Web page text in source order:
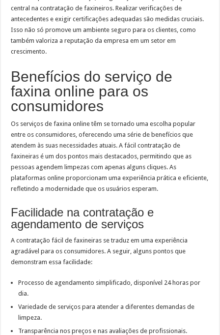
central na contratação de faxineiros. Realizar verificações de
antecedentes e exigir certificações adequadas são medidas cruciais.
Isso não só promove um ambiente seguro para os clientes, como
também valoriza a reputação da empresa em um setor em
crescimento.
Benefícios do serviço de
faxina online para os
consumidores
Os serviços de faxina online têm se tornado uma escolha popular
entre os consumidores, oferecendo uma série de benefícios que
atendem às suas necessidades atuais. A fácil contratação de
faxineiras é um dos pontos mais destacados, permitindo que as
pessoas agendem limpezas com apenas alguns cliques. As
plataformas online proporcionam uma experiência prática e eficiente,
refletindo a modernidade que os usuários esperam.
Facilidade na contratação e
agendamento de serviços
A contratação fácil de faxineiras se traduz em uma experiência
agradável para os consumidores. A seguir, alguns pontos que
demonstram essa facilidade:
Processo de agendamento simplificado, disponível 24 horas por
dia.
Variedade de serviços para atender a diferentes demandas de
limpeza.
Transparência nos preços e nas avaliações de profissionais.